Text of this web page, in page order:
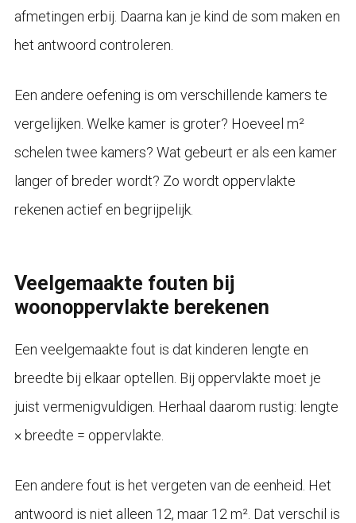
afmetingen erbij. Daarna kan je kind de som maken en
het antwoord controleren.
Een andere oefening is om verschillende kamers te
vergelijken. Welke kamer is groter? Hoeveel m²
schelen twee kamers? Wat gebeurt er als een kamer
langer of breder wordt? Zo wordt oppervlakte
rekenen actief en begrijpelijk.
Veelgemaakte fouten bij
woonoppervlakte berekenen
Een veelgemaakte fout is dat kinderen lengte en
breedte bij elkaar optellen. Bij oppervlakte moet je
juist vermenigvuldigen. Herhaal daarom rustig: lengte
× breedte = oppervlakte.
Een andere fout is het vergeten van de eenheid. Het
antwoord is niet alleen 12, maar 12 m². Dat verschil is